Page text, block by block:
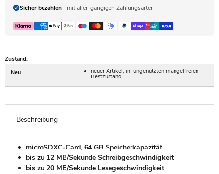
Sicher bezahlen - mit allen gängigen Zahlungsarten
Zustand:
Neu
neuer Artikel, im ungenutzten mängelfreien
Bestzustand
Beschreibung
microSDXC-Card, 64 GB Speicherkapazität
bis zu 12 MB/Sekunde Schreibgeschwindigkeit
bis zu 20 MB/Sekunde Lesegeschwindigkeit